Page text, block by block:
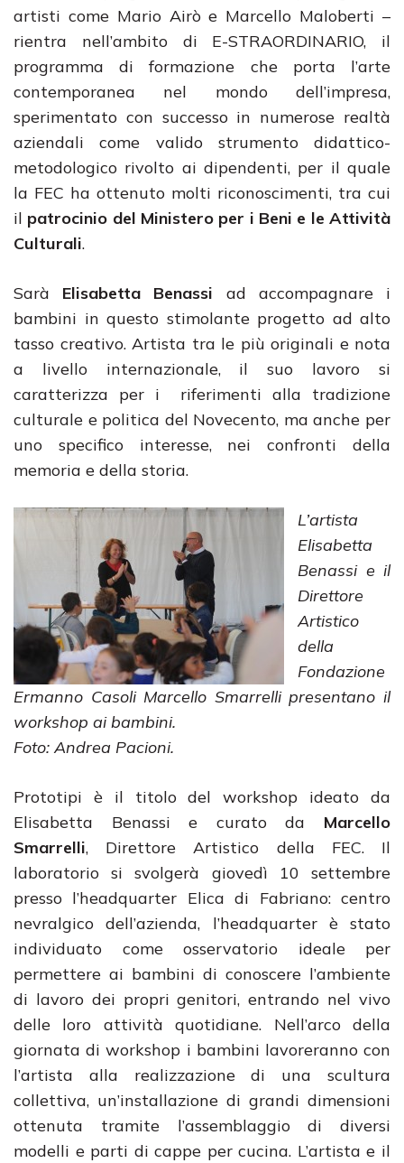
artisti come Mario Airò e Marcello Maloberti –
rientra nell’ambito di E-STRAORDINARIO, il
programma di formazione che porta l’arte
contemporanea nel mondo dell’impresa,
sperimentato con successo in numerose realtà
aziendali come valido strumento didattico-
metodologico rivolto ai dipendenti, per il quale
la FEC ha ottenuto molti riconoscimenti, tra cui
il patrocinio del Ministero per i Beni e le Attività
Culturali.
Sarà Elisabetta Benassi ad accompagnare i
bambini in questo stimolante progetto ad alto
tasso creativo. Artista tra le più originali e nota
a livello internazionale, il suo lavoro si
caratterizza per i riferimenti alla tradizione
culturale e politica del Novecento, ma anche per
uno specifico interesse, nei confronti della
memoria e della storia.
L’artista
Elisabetta
Benassi e il
Direttore
Artistico
della
Fondazione
Ermanno Casoli Marcello Smarrelli presentano il
workshop ai bambini.
Foto: Andrea Pacioni.
Prototipi è il titolo del workshop ideato da
Elisabetta Benassi e curato da Marcello
Smarrelli, Direttore Artistico della FEC. Il
laboratorio si svolgerà giovedì 10 settembre
presso l’headquarter Elica di Fabriano: centro
nevralgico dell’azienda, l’headquarter è stato
individuato come osservatorio ideale per
permettere ai bambini di conoscere l’ambiente
di lavoro dei propri genitori, entrando nel vivo
delle loro attività quotidiane. Nell’arco della
giornata di workshop i bambini lavoreranno con
l’artista alla realizzazione di una scultura
collettiva, un’installazione di grandi dimensioni
ottenuta tramite l’assemblaggio di diversi
modelli e parti di cappe per cucina. L’artista e il